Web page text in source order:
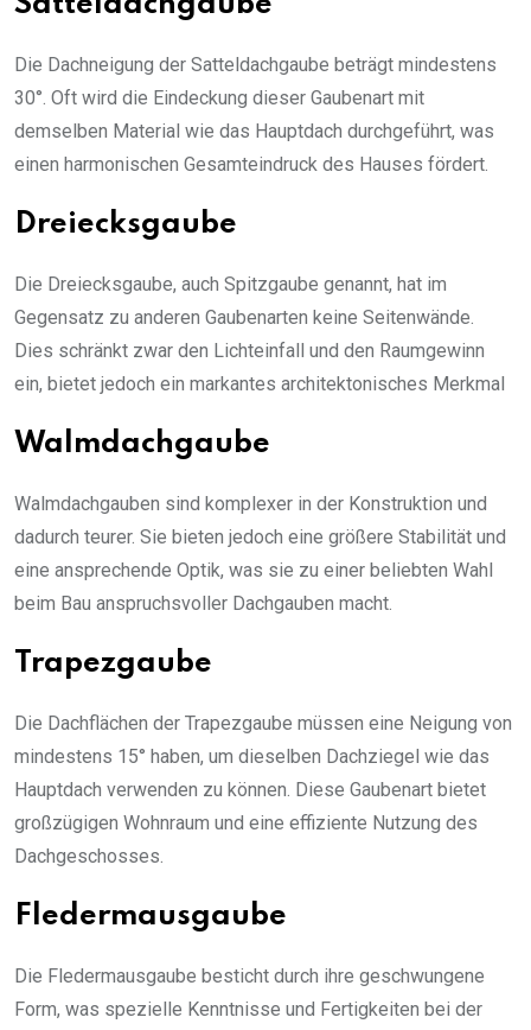
Die Dachneigung der Satteldachgaube beträgt mindestens
30°. Oft wird die Eindeckung dieser Gaubenart mit
demselben Material wie das Hauptdach durchgeführt, was
einen harmonischen Gesamteindruck des Hauses fördert.
Dreiecksgaube
Die Dreiecksgaube, auch Spitzgaube genannt, hat im
Gegensatz zu anderen Gaubenarten keine Seitenwände.
Dies schränkt zwar den Lichteinfall und den Raumgewinn
ein, bietet jedoch ein markantes architektonisches Merkmal
Walmdachgaube
Walmdachgauben sind komplexer in der Konstruktion und
dadurch teurer. Sie bieten jedoch eine größere Stabilität und
eine ansprechende Optik, was sie zu einer beliebten Wahl
beim Bau anspruchsvoller Dachgauben macht.
Trapezgaube
Die Dachflächen der Trapezgaube müssen eine Neigung von
mindestens 15° haben, um dieselben Dachziegel wie das
Hauptdach verwenden zu können. Diese Gaubenart bietet
großzügigen Wohnraum und eine effiziente Nutzung des
Dachgeschosses.
Fledermausgaube
Die Fledermausgaube besticht durch ihre geschwungene
Form, was spezielle Kenntnisse und Fertigkeiten bei der